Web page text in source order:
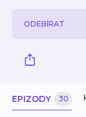
ODEBÍRAT
EPIZODY 30